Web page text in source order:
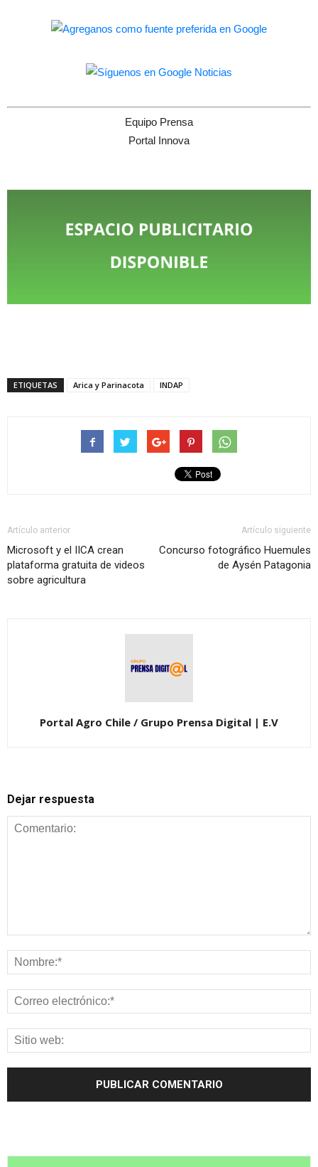
Equipo Prensa
Portal Innova
ETIQUETAS Arica y Parinacota INDAP
Artículo anterior
Microsoft y el IICA crean
plataforma gratuita de videos
sobre agricultura
Artículo siguiente
Concurso fotográfico Huemules
de Aysén Patagonia
Portal Agro Chile / Grupo Prensa Digital | E.V
Dejar respuesta